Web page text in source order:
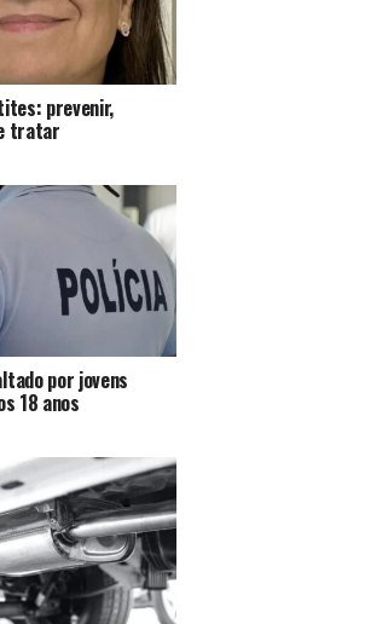
prevenir,
tratar
por jovens
18 anos